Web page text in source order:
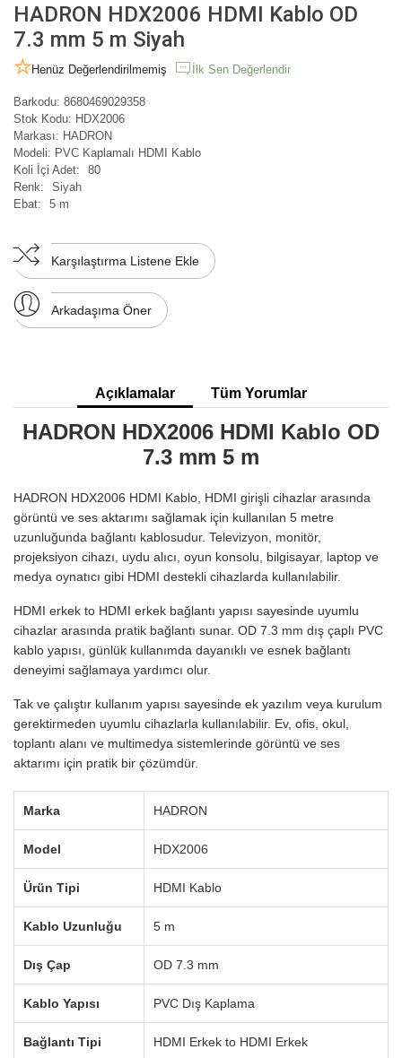
HADRON HDX2006 HDMI Kablo OD
7.3 mm 5 m Siyah
Henüz Değerlendirilmemiş İlk Sen Değerlendir
Barkodu: 8680469029358
Stok Kodu: HDX2006
Markası: HADRON
Modeli: PVC Kaplamalı HDMI Kablo
Koli İçi Adet:
80
Renk:
Siyah
Ebat:
5 m
Karşılaştırma Listene Ekle
Arkadaşıma Öner
Açıklamalar Tüm Yorumlar
HADRON HDX2006 HDMI Kablo OD
7.3 mm 5 m
HADRON HDX2006 HDMI Kablo, HDMI girişli cihazlar arasında
görüntü ve ses aktarımı sağlamak için kullanılan 5 metre
uzunluğunda bağlantı kablosudur. Televizyon, monitör,
projeksiyon cihazı, uydu alıcı, oyun konsolu, bilgisayar, laptop ve
medya oynatıcı gibi HDMI destekli cihazlarda kullanılabilir.
HDMI erkek to HDMI erkek bağlantı yapısı sayesinde uyumlu
cihazlar arasında pratik bağlantı sunar. OD 7.3 mm dış çaplı PVC
kablo yapısı, günlük kullanımda dayanıklı ve esnek bağlantı
deneyimi sağlamaya yardımcı olur.
Tak ve çalıştır kullanım yapısı sayesinde ek yazılım veya kurulum
gerektirmeden uyumlu cihazlarla kullanılabilir. Ev, ofis, okul,
toplantı alanı ve multimedya sistemlerinde görüntü ve ses
aktarımı için pratik bir çözümdür.
Marka HADRON
Model HDX2006
Ürün Tipi HDMI Kablo
Kablo Uzunluğu 5 m
Dış Çap OD 7.3 mm
Kablo Yapısı PVC Dış Kaplama
Bağlantı Tipi HDMI Erkek to HDMI Erkek